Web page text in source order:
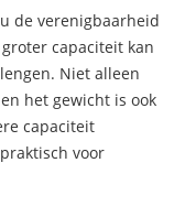
de verenigbaarheid
capaciteit kan
Niet alleen
het gewicht is ook
capaciteit
voor